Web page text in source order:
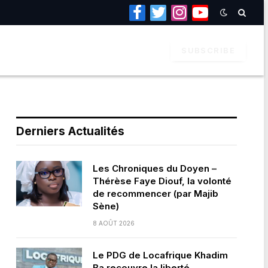
Facebook
TwitterInstagramYouTube
Derniers Actualités
Les Chroniques du Doyen –
Thérèse Faye Diouf, la volonté
de recommencer (par Majib
Sène)
8 AOÛT 2026
Le PDG de Locafrique Khadim